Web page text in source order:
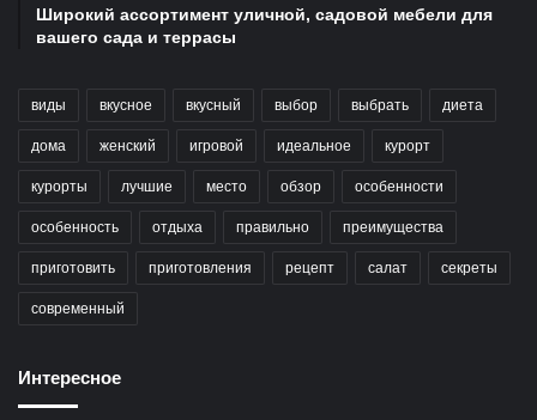
Широкий ассортимент уличной, садовой мебели для
вашего сада и террасы
виды вкусное вкусный выбор выбрать диета
дома женский игровой идеальное курорт
курорты лучшие место обзор особенности
особенность отдыха правильно преимущества
приготовить приготовления рецепт салат секреты
современный
Интересное